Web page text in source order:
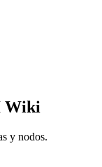
Wiki
y nodos.